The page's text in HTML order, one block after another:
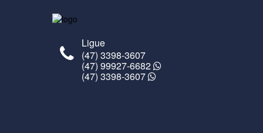
Ligue
(47) 3398-3607
(47) 99927-6682
(47) 3398-3607